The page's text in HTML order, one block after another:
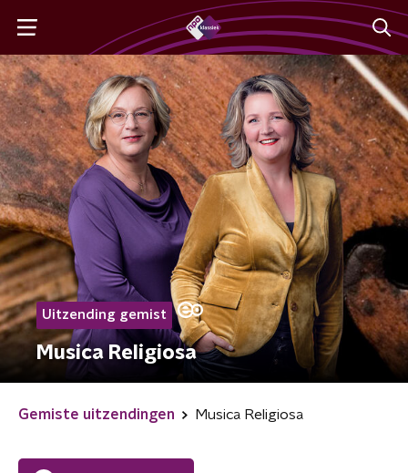
Uitzending gemist
Musica Religiosa
Gemiste uitzendingen Musica Religiosa